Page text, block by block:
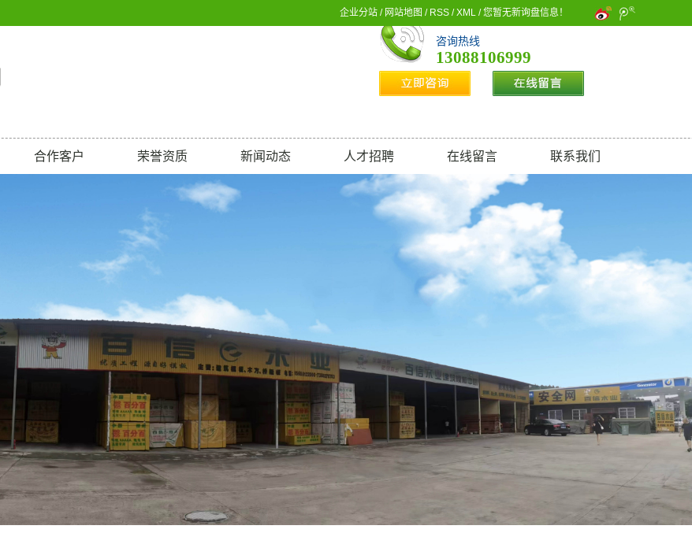
企业分站 / 网站地图 / RSS /XML /您暂无新询盘信息！
咨询热线
13088106999
合作客户 荣誉资质 新闻动态 人才招聘 在线留言 联系我们